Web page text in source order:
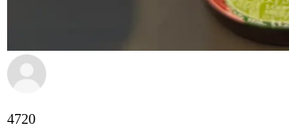
4720